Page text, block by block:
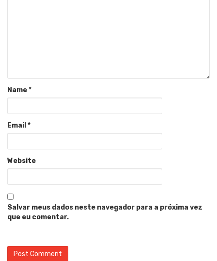
Name*
Email *
Website
Salvar meus dados neste navegador para a próxima vez
que eu comentar.